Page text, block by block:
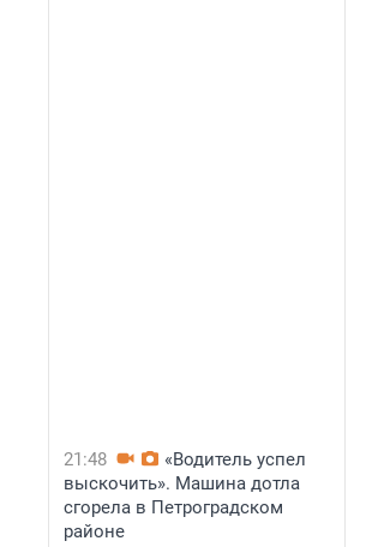
21:48
«Водитель успел
выскочить». Машина дотла
сгорела в Петроградском
районе